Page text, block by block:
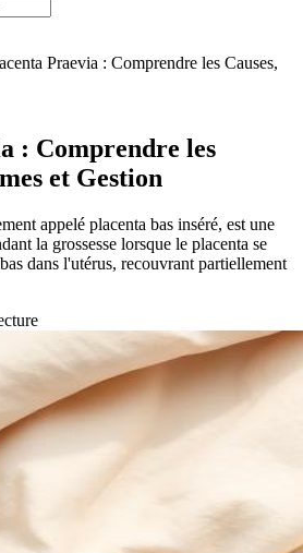
Praevia : Comprendre les Causes,
: Comprendre les
et Gestion
appelé placenta bas inséré, est une
la grossesse lorsque le placenta se
dans l'utérus, recouvrant partiellement